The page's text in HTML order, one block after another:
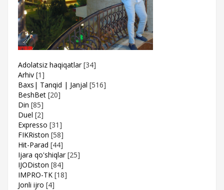
Adolatsiz haqiqatlar [34]
Arhiv [1]
Baxs| Tanqid | Janjal [516]
BeshBet [20]
Din [85]
Duel [2]
Expresso [31]
FIKRiston [58]
Hit-Parad [44]
Ijara qo'shiqlar [25]
IJODiston [84]
IMPRO-TK [18]
Jonli ijro [4]